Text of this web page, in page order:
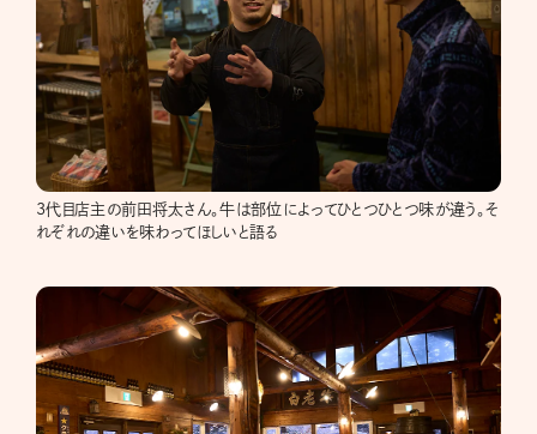
3代目店主の前田将太さん。牛は部位によってひとつひとつ味が違う。そ
れぞれの違いを味わってほしいと語る